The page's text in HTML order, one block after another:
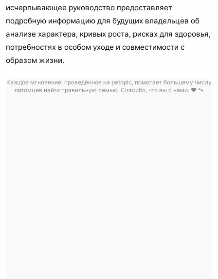
исчерпывающее руководство предоставляет
подробную информацию для будущих владельцев об
анализе характера, кривых роста, рисках для здоровья,
потребностях в особом уходе и совместимости с
образом жизни.
Каждое мгновение, проведённое на petopic, помогает большему числу
питомцев найти правильную семью. Спасибо, что вы с нами. ❤️ 🐾